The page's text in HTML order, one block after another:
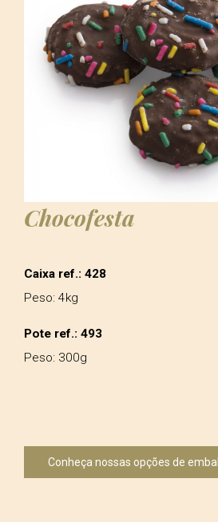
Chocofesta
Caixa ref.: 428
Peso: 4kg
Pote ref.: 493
Peso: 300g
Conheça nossas opções de